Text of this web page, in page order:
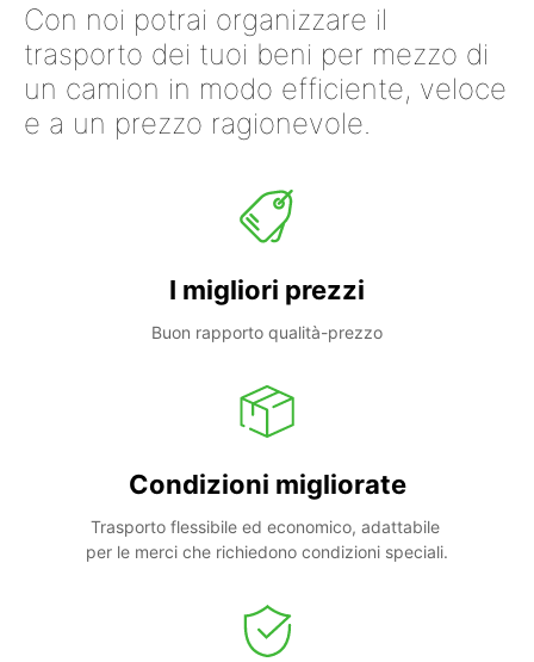
Con noi potrai organizzare il
trasporto dei tuoi beni per mezzo di
un camion in modo efficiente, veloce
e a un prezzo ragionevole.
I migliori prezzi
Buon rapporto qualità-prezzo
Condizioni migliorate
Trasporto flessibile ed economico, adattabile
per le merci che richiedono condizioni speciali.